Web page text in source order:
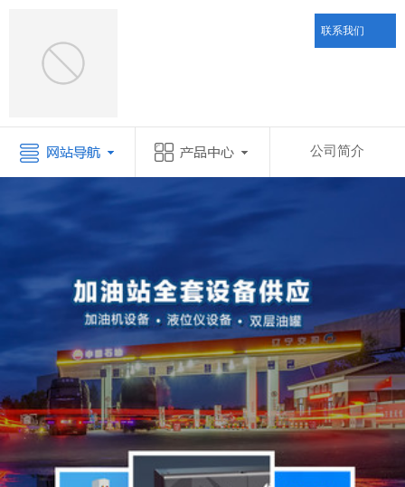
联系我们
公司简介